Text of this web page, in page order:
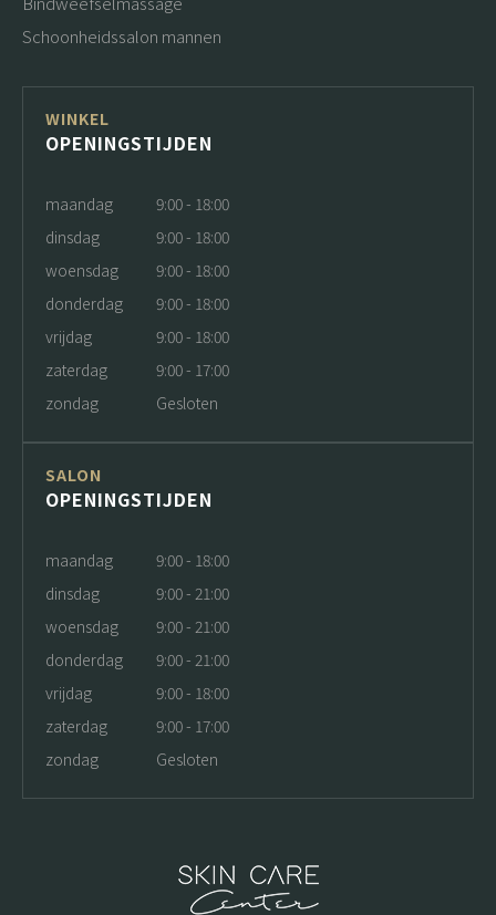
Schoonheidssalon mannen
WINKEL
OPENINGSTIJDEN
maandag
9:00 - 18:00
dinsdag
9:00 - 18:00
woensdag
9:00 - 18:00
donderdag
9:00 - 18:00
vrijdag
9:00 - 18:00
zaterdag
9:00 - 17:00
zondag
Gesloten
SALON
OPENINGSTIJDEN
maandag
9:00 - 18:00
dinsdag
9:00 - 21:00
woensdag
9:00 - 21:00
donderdag
9:00 - 21:00
vrijdag
9:00 - 18:00
zaterdag
9:00 - 17:00
zondag
Gesloten